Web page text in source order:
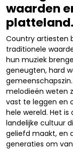
waarden
platteland.
Country artiesten
traditionele
hun muziek
geneugten, hard
melodieën weten
vast te leggen en
hele wereld. Het
landelijke cultuur
geliefd maakt, en
generaties om